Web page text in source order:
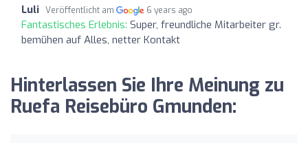
Luli Veröffentlicht am 6 years ago
Fantastisches Erlebnis: Super, freundliche Mitarbeiter gr.
bemühen auf Alles, netter Kontakt
Hinterlassen Sie Ihre Meinung zu
Ruefa Reisebüro Gmunden: